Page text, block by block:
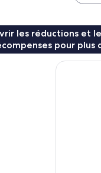
les réductions et
pour plus